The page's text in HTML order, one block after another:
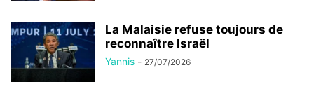
La Malaisie refuse toujours de
reconnaître Israël
Yannis - 27/07/2026